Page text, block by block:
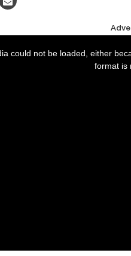
could not be loaded, either
format is